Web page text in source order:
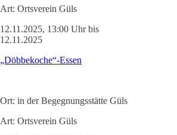
Art: Ortsverein Güls
12.11.2025, 13:00 Uhr bis
12.11.2025
„Döbbekoche“-Essen
Ort: in der Begegnungsstätte Güls
Art: Ortsverein Güls